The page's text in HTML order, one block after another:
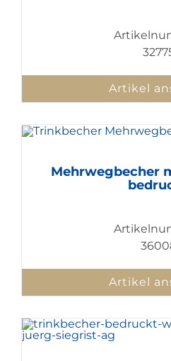
Artikel
Mehrwegbecher
Artikel